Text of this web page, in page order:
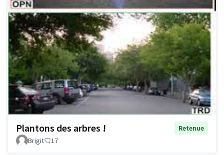
Plantons des arbres !
Retenue
Brigit
17